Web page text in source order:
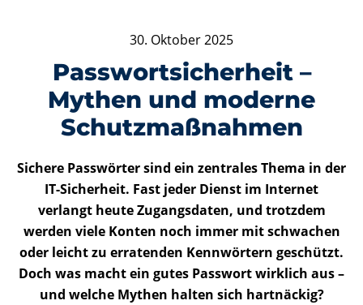
30. Oktober 2025
Passwortsicherheit –
Mythen und moderne
Schutzmaßnahmen
Sichere Passwörter sind ein zentrales Thema in der
IT-Sicherheit. Fast jeder Dienst im Internet
verlangt heute Zugangsdaten, und trotzdem
werden viele Konten noch immer mit schwachen
oder leicht zu erratenden Kennwörtern geschützt.
Doch was macht ein gutes Passwort wirklich aus –
und welche Mythen halten sich hartnäckig?